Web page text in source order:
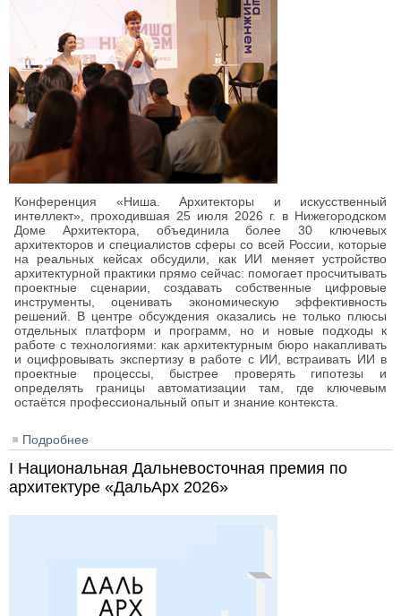
Конференция «Ниша. Архитекторы и искусственный
интеллект», проходившая 25 июля 2026 г. в Нижегородском
Доме Архитектора, объединила более 30 ключевых
архитекторов и специалистов сферы со всей России, которые
на реальных кейсах обсудили, как ИИ меняет устройство
архитектурной практики прямо сейчас: помогает просчитывать
проектные сценарии, создавать собственные цифровые
инструменты, оценивать экономическую эффективность
решений. В центре обсуждения оказались не только плюсы
отдельных платформ и программ, но и новые подходы к
работе с технологиями: как архитектурным бюро накапливать
и оцифровывать экспертизу в работе с ИИ, встраивать ИИ в
проектные процессы, быстрее проверять гипотезы и
определять границы автоматизации там, где ключевым
остаётся профессиональный опыт и знание контекста.
Подробнее
I Национальная Дальневосточная премия по
архитектуре «ДальАрх 2026»